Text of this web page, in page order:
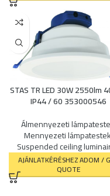
STAS TR LED 30W 2550lm
IP44 / 60 353000546
Álmennyezeti
Mennyezeti lámpatestek
Suspended ceiling
AJÁNLATKÉRÉSHEZ ADOM /
QUOTE